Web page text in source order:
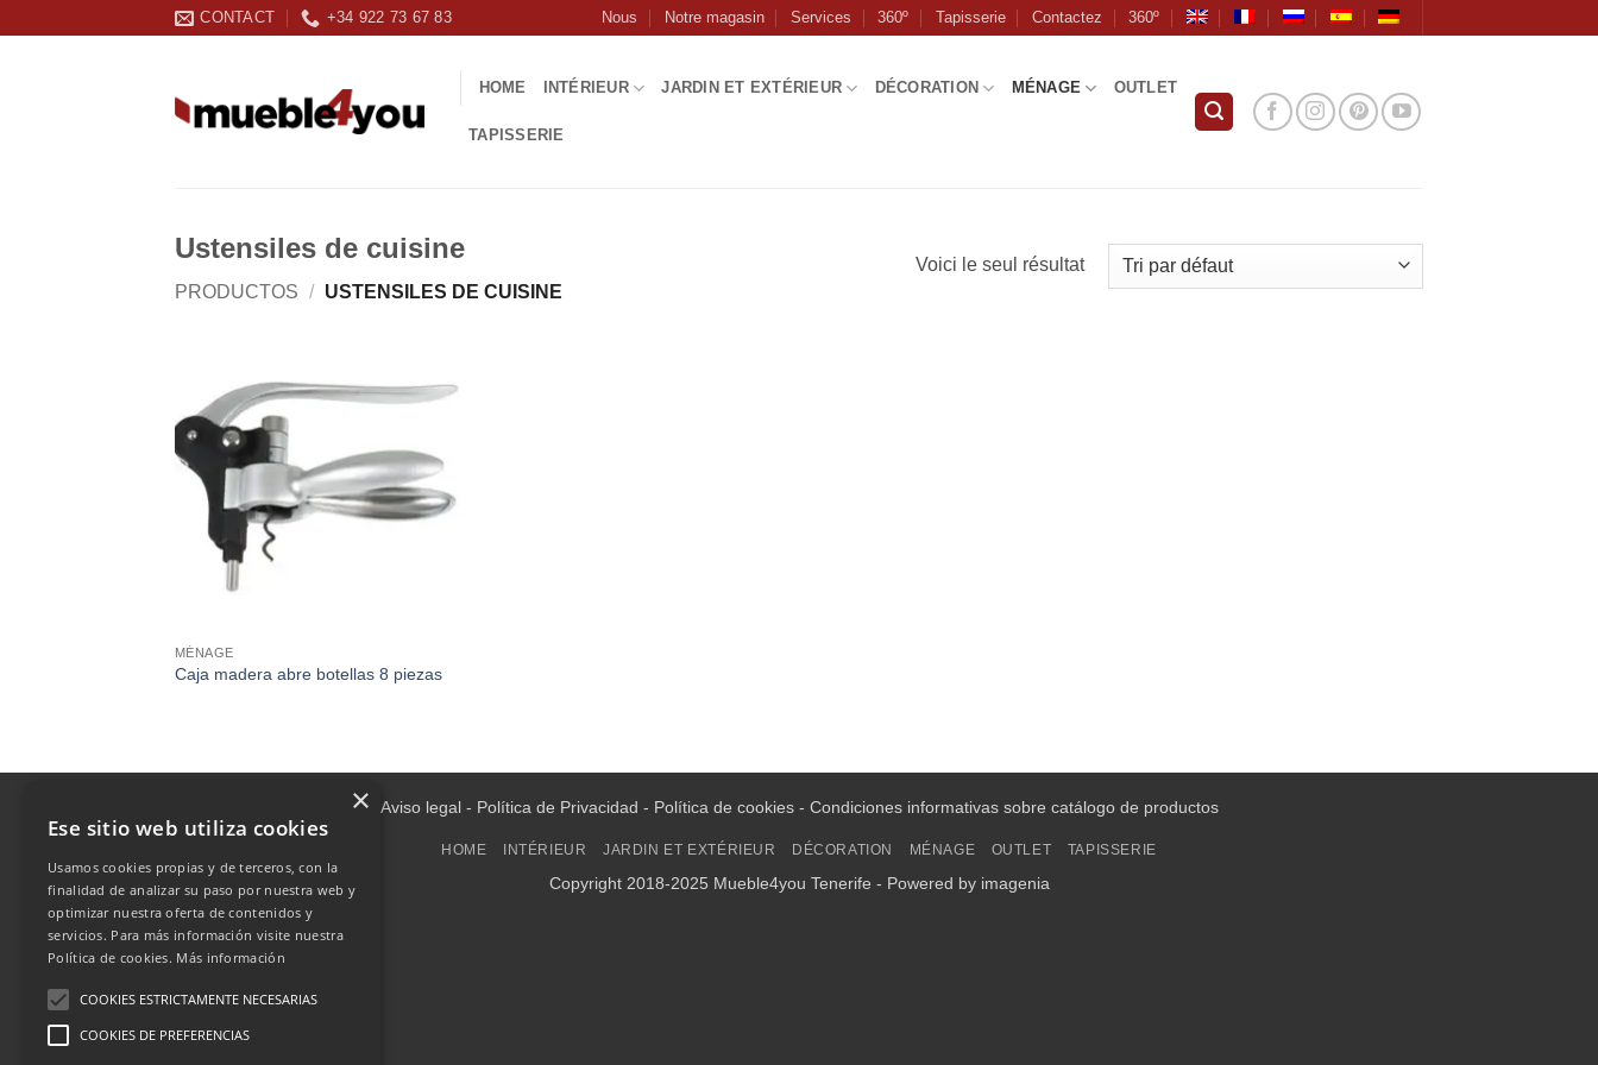
CONTACT +34 922 73 67 83 Nous Notre magasin Services 360º Tapisserie Contactez 360º
HOME INTÉRIEUR JARDIN ET EXTÉRIEUR DÉCORATION MÉNAGE OUTLET
TAPISSERIE
Ustensiles de cuisine
PRODUCTOS / USTENSILES DE CUISINE
Voici le seul résultat
MÉNAGE
Caja madera abre botellas 8 piezas
Aviso legal- Política de Privacidad - Política de cookies- Condiciones informativas sobre catálogo de productos
HOME INTÉRIEUR JARDIN ET EXTÉRIEUR DÉCORATION MÉNAGE OUTLET TAPISSERIE
Copyright 2018-2025 Mueble4you Tenerife - Powered by imagenia
×
Ese sitio web utiliza cookies
Usamos cookies propias y de terceros, con la
finalidad de analizar su paso por nuestra web y
optimizar nuestra oferta de contenidos y
servicios. Para más información visite nuestra
Política de cookies. Más información
COOKIES ESTRICTAMENTE NECESARIAS
COOKIES DE PREFERENCIAS